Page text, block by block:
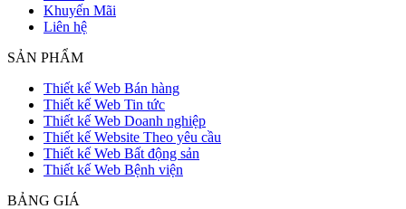
Khuyến Mãi
Liên hệ
SẢN PHẨM
Thiết kế Web Bán hàng
Thiết kế Web Tin tức
Thiết kế Web Doanh nghiệp
Thiết kế Website Theo yêu cầu
Thiết kế Web Bất động sản
Thiết kế Web Bệnh viện
BẢNG GIÁ